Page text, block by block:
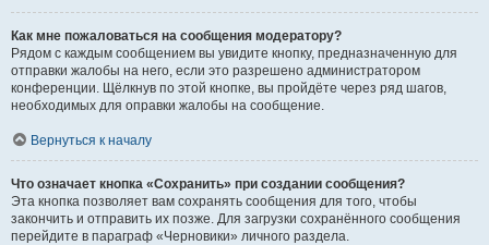
Как мне пожаловаться на сообщения модератору?
Рядом с каждым сообщением вы увидите кнопку, предназначенную для
отправки жалобы на него, если это разрешено администратором
конференции. Щёлкнув по этой кнопке, вы пройдёте через ряд шагов,
необходимых для оправки жалобы на сообщение.
Вернуться к началу
Что означает кнопка «Сохранить» при создании сообщения?
Эта кнопка позволяет вам сохранять сообщения для того, чтобы
закончить и отправить их позже. Для загрузки сохранённого сообщения
перейдите в параграф «Черновики» личного раздела.